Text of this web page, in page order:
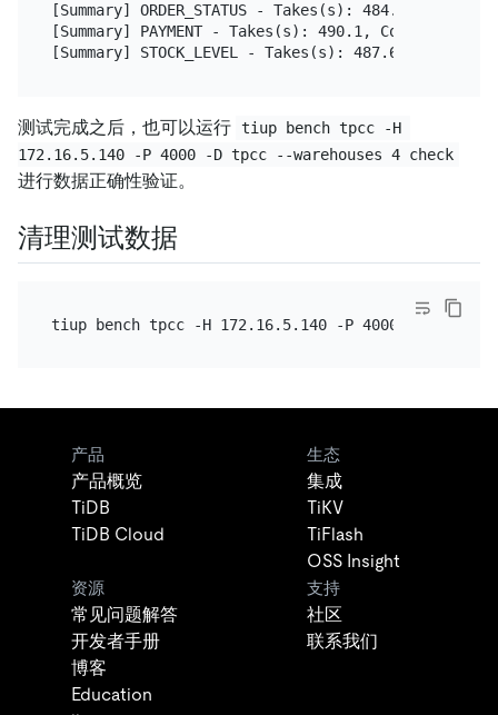
[Summary] ORDER_STATUS - Takes(s): 484.6,
[Summary] PAYMENT - Takes(s): 490.1, Count:
测试完成之后，也可以运行 tiup bench tpcc -H
172.16.5.140 -P 4000 -D tpcc --warehouses 4 check
进行数据正确性验证。
清理测试数据
产品
产品概览
TiDB
TiDB Cloud
生态
集成
TiKV
TiFlash
OSS Insight
资源
常见问题解答
开发者手册
博客
Education
支持
社区
联系我们